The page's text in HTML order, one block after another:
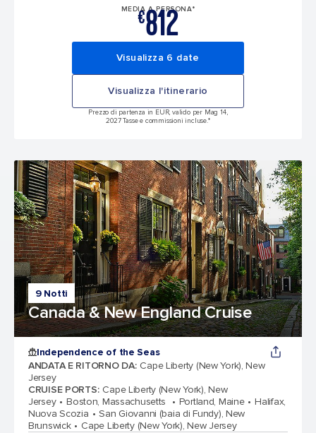
MEDIA A PERSONA*
€812
Visualizza 6 date
Visualizza l'itinerario
Prezzo di partenza in EUR, valido per Mag 14,
2027 Tasse e commissioni incluse.*
9 Notti
Canada & New England Cruise
Independence of the Seas
ANDATA E RITORNO DA: Cape Liberty (New York), New
Jersey
CRUISE PORTS: Cape Liberty (New York), New
Jersey
Boston, Massachusetts Portland, Maine
Halifax,
Nuova Scozia
San Giovanni (baia di Fundy), New
Brunswick
Cape Liberty (New York), New Jersey